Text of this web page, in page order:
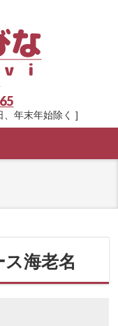
年末年始除く ]
海老名